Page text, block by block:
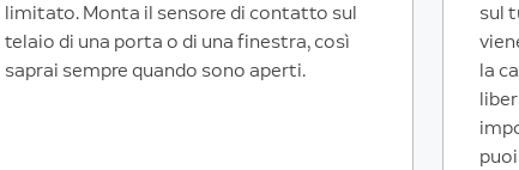
limitato. Monta il sensore di contatto sul
telaio di una porta o di una finestra, così
saprai sempre quando sono aperti.
sul
la